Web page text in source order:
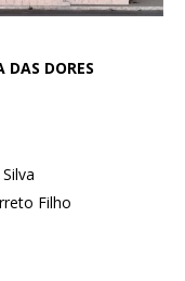
DAS DORES
Filho